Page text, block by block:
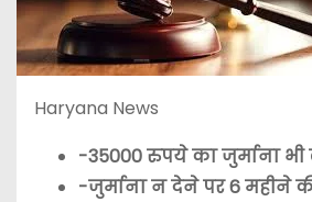
Haryana News
-35000 रुपये का जुर्माना भी
-जुर्माना न देने पर 6 महीने